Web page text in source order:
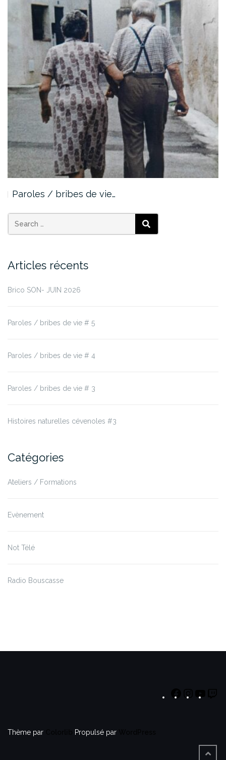
Paroles / bribes de vie…
Articles récents
Brico SON- JUIN 2026
Paroles / bribes de vie # 5
Paroles / bribes de vie # 4
Paroles / bribes de vie # 3
Histoires naturelles cévenoles #3
Catégories
Ateliers / Formations
Evènement
Not Télé
Radio Bouscasse
Thème par Propulsé par